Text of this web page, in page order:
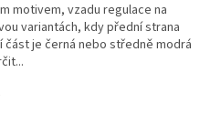
motivem, vzadu regulace na
variantách, kdy přední strana
je černá nebo středně modrá